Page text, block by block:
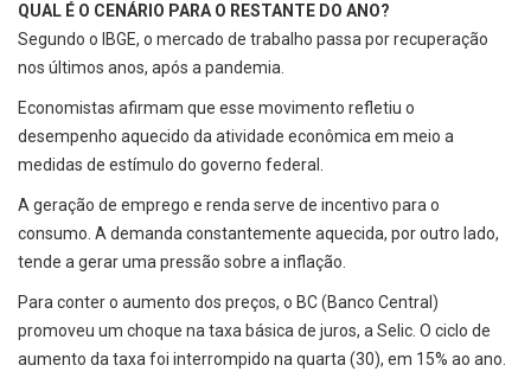
QUAL É O CENÁRIO PARA O RESTANTE DO ANO?
Segundo o IBGE, o mercado de trabalho passa por recuperação
nos últimos anos, após a pandemia.
Economistas afirmam que esse movimento refletiu o
desempenho aquecido da atividade econômica em meio a
medidas de estímulo do governo federal.
A geração de emprego e renda serve de incentivo para o
consumo. A demanda constantemente aquecida, por outro lado,
tende a gerar uma pressão sobre a inflação.
Para conter o aumento dos preços, o BC (Banco Central)
promoveu um choque na taxa básica de juros, a Selic. O ciclo de
aumento da taxa foi interrompido na quarta (30), em 15% ao ano.